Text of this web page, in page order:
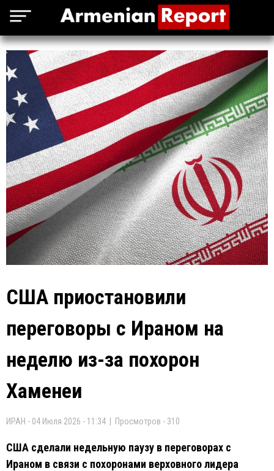
США приостановили
переговоры с Ираном на
неделю из-за похорон
Хаменеи
ИРАН - 04 Июля 2026 - 11:34 | Просмотров - 310
США сделали недельную паузу в переговорах с
Ираном в связи с похоронами верховного лидера